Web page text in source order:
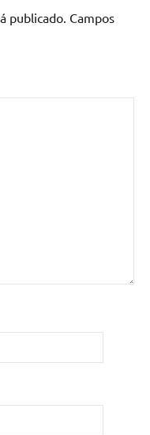
publicado. Campos